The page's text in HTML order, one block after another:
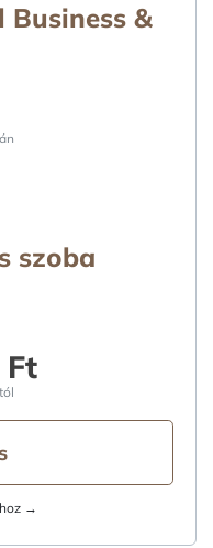
&
szoba
Ft
→